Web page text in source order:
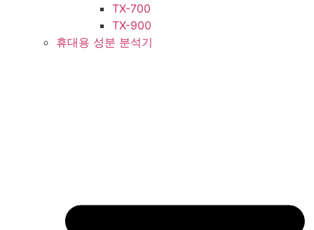
TX-700
TX-900
휴대용 성분 분석기